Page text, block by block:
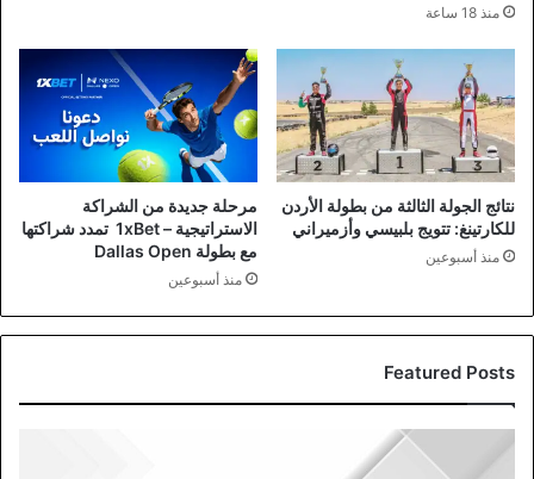
منذ 18 ساعة
نتائج الجولة الثالثة من بطولة الأردن
للكارتينغ: تتويج بلبيسي وأزميراني
منذ أسبوعين
مرحلة جديدة من الشراكة
الاستراتيجية – 1xBet تمدد شراكتها
مع بطولة Dallas Open
منذ أسبوعين
Featured Posts